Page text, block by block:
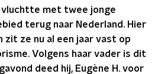
vluchtte met twee jonge
terug naar Nederland. Hier
zit ze nu al een jaar vast op
Volgens haar vader is dit
deed hij, Eugène H. voor